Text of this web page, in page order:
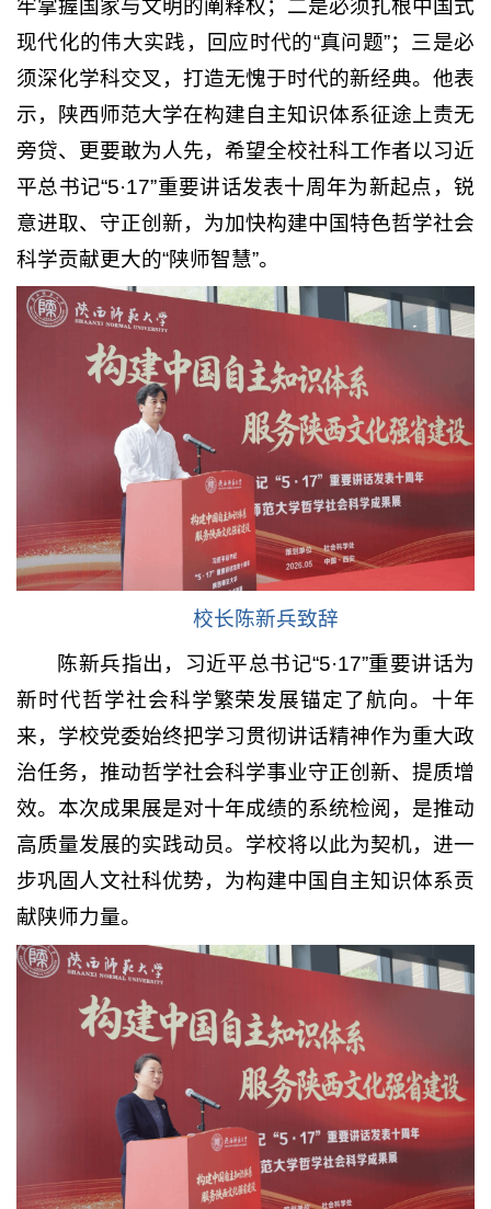
牢掌握国家与文明的阐释权；二是必须扎根中国式
现代化的伟大实践，回应时代的“真问题”；三是必
须深化学科交叉，打造无愧于时代的新经典。他表
示，陕西师范大学在构建自主知识体系征途上责无
旁贷、更要敢为人先，希望全校社科工作者以习近
平总书记“5·17”重要讲话发表十周年为新起点，锐
意进取、守正创新，为加快构建中国特色哲学社会
科学贡献更大的“陕师智慧”。
校长陈新兵致辞
陈新兵指出，习近平总书记“5·17”重要讲话为
新时代哲学社会科学繁荣发展锚定了航向。十年
来，学校党委始终把学习贯彻讲话精神作为重大政
治任务，推动哲学社会科学事业守正创新、提质增
效。本次成果展是对十年成绩的系统检阅，是推动
高质量发展的实践动员。学校将以此为契机，进一
步巩固人文社科优势，为构建中国自主知识体系贡
献陕师力量。